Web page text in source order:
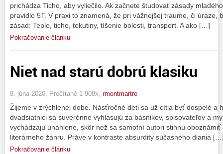
prichádza Ticho, aby vyliečilo. Ak začnete študovať zásady
pravidlo 5T. V praxi to znamená, že pri vážnejšej traume, či úraze,
zásad: Teplo, ticho, tekutiny, tíšenie bolesti, transport. A ako […]
Pokračovanie článku
Niet nad starú dobrú klasiku
8. júna 2020, Prečítané 1 908x, rmontmartre
Žijeme v zrýchlenej dobe. Násťročné deti sa už cítia byť dospelé a
dvadsiatnici sa suverénne vyhlasujú za básnikov, spisovateľov a
vychádzajú unáhlene, skôr než sa samotní autori stihnú
literárneho žánru. Práve v kontraste absurdity súčasného diania
Pokračovanie článku